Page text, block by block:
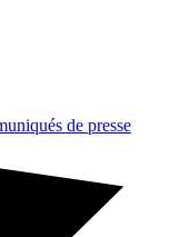
de presse